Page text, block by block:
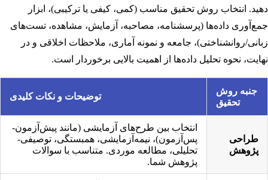
دهید. انتخاب روش تحقیق مناسب (کمی، کیفی یا ترکیبی)، ابزار
جمع‌آوری داده‌ها (پرسشنامه، مصاحبه، آزمایش، مشاهده، تست‌های
زبانی/روانشناختی)، جامعه و نمونه آماری، ملاحظات اخلاقی و در
نهایت، نحوه تحلیل داده‌ها از اهمیت بالایی برخوردار است.
جنبه روش
تحقیق
توضیحات و نکات کلیدی
طراحی
پژوهش
انتخاب بین طرح‌های آزمایشی (مانند پیش‌آزمون-
پس‌آزمون)، نیمه‌آزمایشی، همبستگی، توصیفی-
تحلیلی، مطالعه موردی. متناسب با سوالات
پژوهش شما.